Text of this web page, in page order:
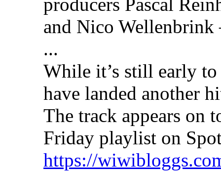
and Nico
...
While it’s still early
have landed another
The track appears on
Friday playlist on
https://